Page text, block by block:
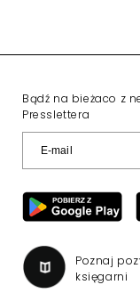
Bądź na bieżaco z
Presslettera
Poznaj
księgarni